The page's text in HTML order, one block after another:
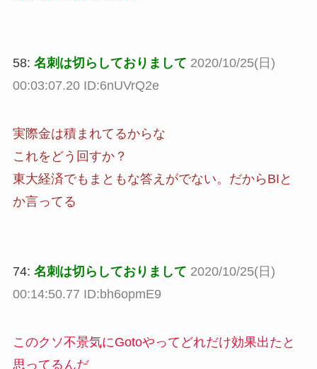
58: 名刺は切らしておりまして 2020/10/25(日)
00:03:07.20 ID:6nUVrQ2e
実際金は積まれてるからな
これをどう回すか？
東大経済でもまともな答えがでない。だからBIと
か言ってる
74: 名刺は切らしておりまして 2020/10/25(日)
00:14:50.77 ID:bh6opmE9
このクソ不景気にGotoやってどれだけ効果出たと
思ってるんだ